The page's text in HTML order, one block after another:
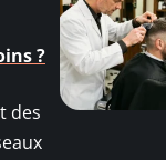
?
des